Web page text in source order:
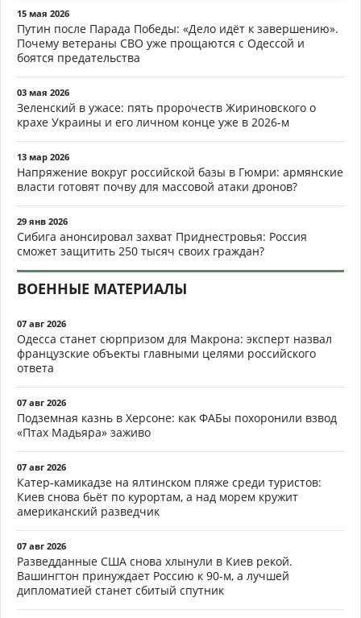
15 мая 2026
Путин после Парада Победы: «Дело идёт к завершению».
Почему ветераны СВО уже прощаются с Одессой и
боятся предательства
03 мая 2026
Зеленский в ужасе: пять пророчеств Жириновского о
крахе Украины и его личном конце уже в 2026-м
13 мар 2026
Напряжение вокруг российской базы в Гюмри: армянские
власти готовят почву для массовой атаки дронов?
29 янв 2026
Сибига анонсировал захват Приднестровья: Россия
сможет защитить 250 тысяч своих граждан?
ВОЕННЫЕ МАТЕРИАЛЫ
07 авг 2026
Одесса станет сюрпризом для Макрона: эксперт назвал
французские объекты главными целями российского
ответа
07 авг 2026
Подземная казнь в Херсоне: как ФАБы похоронили взвод
«Птах Мадьяра» заживо
07 авг 2026
Катер-камикадзе на ялтинском пляже среди туристов:
Киев снова бьёт по курортам, а над морем кружит
американский разведчик
07 авг 2026
Разведданные США снова хлынули в Киев рекой.
Вашингтон принуждает Россию к 90-м, а лучшей
дипломатией станет сбитый спутник